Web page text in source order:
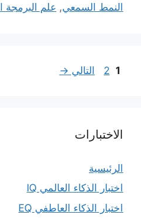
النمط السمعي, علم البرمجة
Page
1
Page
2 التالي →
الاختبارات
الرئيسية
اختبار الذكاء العالمي IQ
اختبار الذكاء العاطفي EQ